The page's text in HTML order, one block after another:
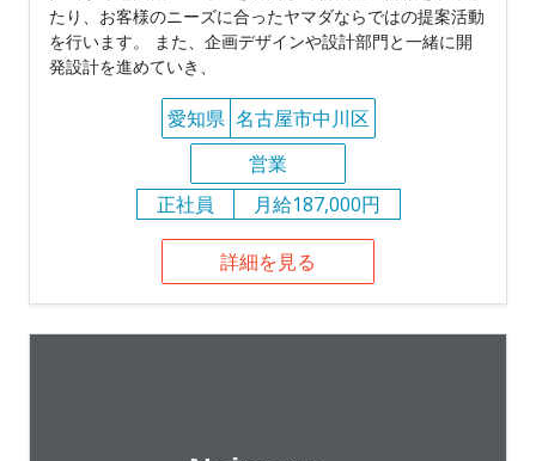
たり、お客様のニーズに合ったヤマダならではの提案活動
を行います。 また、企画デザインや設計部門と一緒に開
発設計を進めていき、
愛知県 名古屋市中川区
営業
正社員
月給187,000円
詳細を見る